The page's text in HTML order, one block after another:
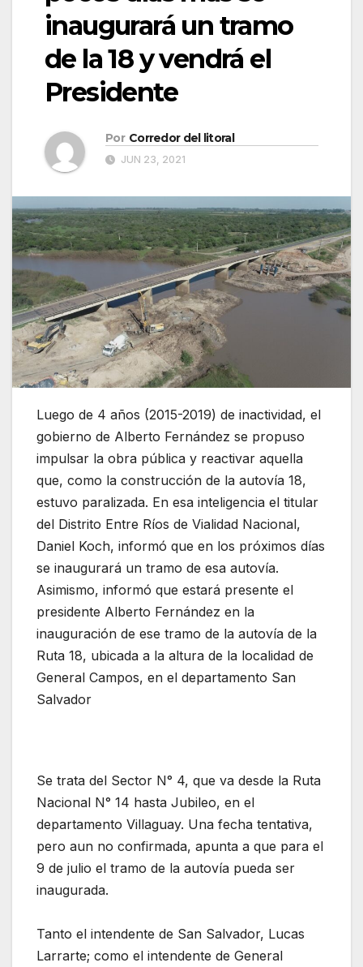
inaugurará un tramo
de la 18 y vendrá el
Presidente
Por Corredor del litoral
JUN 23, 2021
Luego de 4 años (2015-2019) de inactividad, el
gobierno de Alberto Fernández se propuso
impulsar la obra pública y reactivar aquella
que, como la construcción de la autovía 18,
estuvo paralizada. En esa inteligencia el titular
del Distrito Entre Ríos de Vialidad Nacional,
Daniel Koch, informó que en los próximos días
se inaugurará un tramo de esa autovía.
Asimismo, informó que estará presente el
presidente Alberto Fernández en la
inauguración de ese tramo de la autovía de la
Ruta 18, ubicada a la altura de la localidad de
General Campos, en el departamento San
Salvador
Se trata del Sector N° 4, que va desde la Ruta
Nacional N° 14 hasta Jubileo, en el
departamento Villaguay. Una fecha tentativa,
pero aun no confirmada, apunta a que para el
9 de julio el tramo de la autovía pueda ser
inaugurada.
Tanto el intendente de San Salvador, Lucas
Larrarte; como el intendente de General